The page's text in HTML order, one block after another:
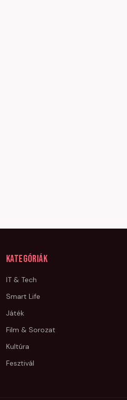
Kategóriák
IT & Tech
Smart Life
Játék
Film & Sorozat
Kultúra
Fesztivál